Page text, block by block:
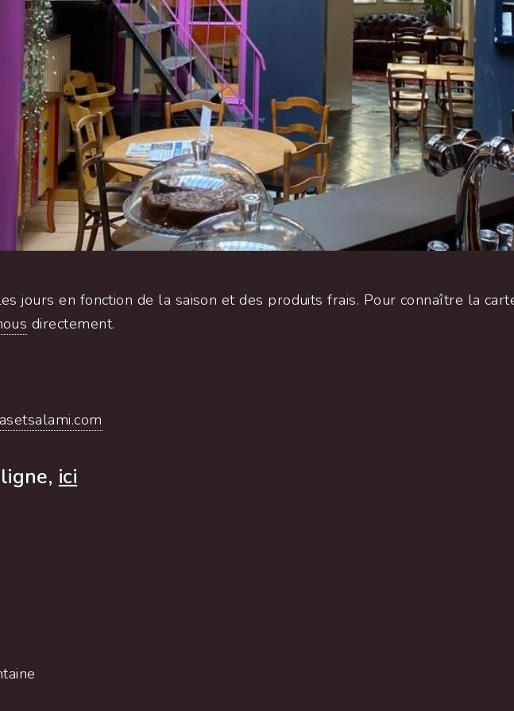
jours en fonction de la saison et des produits frais. Pour connaître la
directement.
ici